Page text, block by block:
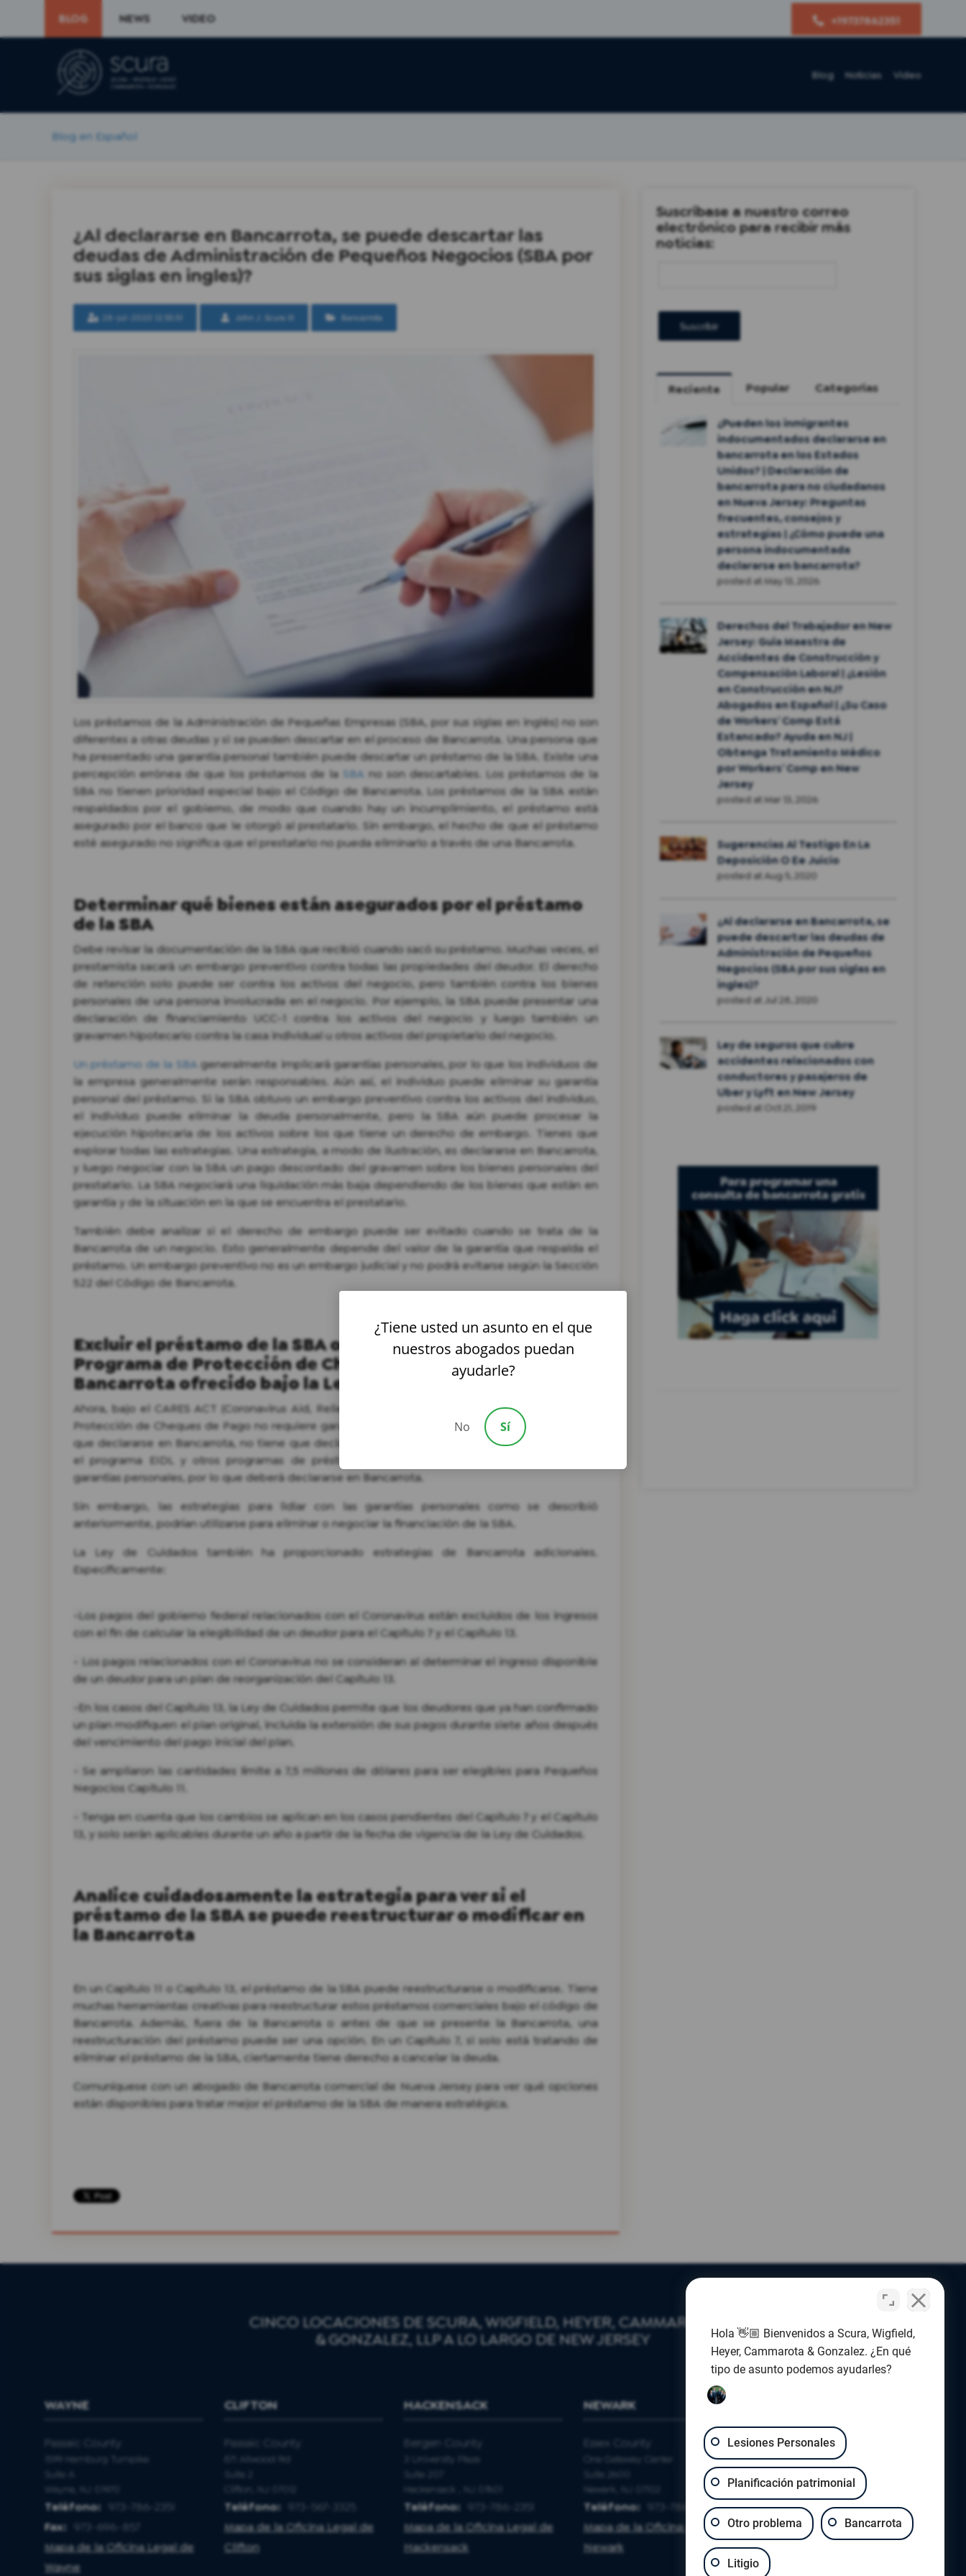
BLOG NEWS VIDEO +19737862351
Blog Noticias Video
Blog en Español
¿Al declararse en Bancarrota, se puede descartar las
deudas de Administración de Pequeños Negocios (SBA por
sus siglas en ingles)?
28-jul-2020 12:55:51 John J. Scura III Bancarrota
Los préstamos de la Administración de Pequeñas Empresas (SBA, por sus siglas en inglés) no son
diferentes a otras deudas y si se pueden descartar en el proceso de Bancarrota. Una persona que
ha presentado una garantía personal también puede descartar un préstamo de la SBA. Existe una
percepción errónea de que los préstamos de la SBA no son descartables. Los préstamos de la
SBA no tienen prioridad especial bajo el Código de Bancarrota. Los préstamos de la SBA están
respaldados por el gobierno, de modo que cuando hay un incumplimiento, el préstamo está
asegurado por el banco que le otorgó al prestatario. Sin embargo, el hecho de que el préstamo
esté asegurado no significa que el prestatario no pueda eliminarlo a través de una Bancarrota.
Determinar qué bienes están asegurados por el préstamo
de la SBA
Debe revisar la documentación de la SBA que recibió cuando sacó su préstamo. Muchas veces, el
prestamista sacará un embargo preventivo contra todas las propiedades del deudor. El derecho
de retención solo puede ser contra los activos del negocio, pero también contra los bienes
personales de una persona involucrada en el negocio. Por ejemplo, la SBA puede presentar una
declaración de financiamiento UCC-1 contra los activos del negocio y luego también un
gravamen hipotecario contra la casa individual u otros activos del propietario del negocio.
Un préstamo de la SBA generalmente implicará garantías personales, por lo que los individuos de
la empresa generalmente serán responsables. Aún así, el individuo puede eliminar su garantía
personal del préstamo. Si la SBA obtuvo un embargo preventivo contra los activos del individuo,
el individuo puede eliminar la deuda personalmente, pero la SBA aún puede procesar la
ejecución hipotecaria de los activos sobre los que tiene un derecho de embargo. Tienes que
explorar todas las estrategias. Una estrategia, a modo de ilustración, es declararse en Bancarrota,
y luego negociar con la SBA un pago descontado del gravamen sobre los bienes personales del
prestatario. La SBA negociará una liquidación más baja dependiendo de los bienes que están en
garantía y de la situación en la que se encuentra el prestatario.
También debe analizar si el derecho de embargo puede ser evitado cuando se trata de la
Bancarrota de un negocio. Esto generalmente depende del valor de la garantía que respalda el
préstamo. Un embargo preventivo no es un embargo judicial y no podrá evitarse según la Sección
522 del Código de Bancarrota.
Excluir el préstamo de la SBA o la Financiación del
Programa de Protección de Cheques de Pago en
Bancarrota ofrecido bajo la Ley de Cuidados
Ahora, bajo el CARES ACT (Coronavirus Aid, Relief, and Economic Security Act), el Programa de
Protección de Cheques de Pago no requiere garantías personales, por lo que si su empresa tuvo
que declararse en Bancarrota, no tiene que declararse en Bancarrota en forma individual. Según
el programa EIDL y otros programas de préstamos de la SBA, generalmente se requieren
garantías personales, por lo que deberá declararse en Bancarrota.
Sin embargo, las estrategias para lidiar con las garantías personales como se describió
anteriormente, podrían utilizarse para eliminar o negociar la financiación de la SBA.
La Ley de Cuidados también ha proporcionado estrategias de Bancarrota adicionales.
Específicamente:
-Los pagos del gobierno federal relacionados con el Coronavirus están excluidos de los ingresos
con el fin de calcular la elegibilidad de un deudor para el Capítulo 7 y el Capítulo 13.
- Los pagos relacionados con el Coronavirus no se consideran al determinar el ingreso disponible
de un deudor para un plan de reorganización del Capítulo 13.
-En los casos del Capítulo 13, la Ley de Cuidados permite que los deudores que ya han confirmado
un plan modifiquen el plan original, incluida la extensión de sus pagos durante siete años después
del vencimiento del pago inicial del plan.
- Se ampliaron las cantidades límite a 7,5 millones de dólares para ser elegibles para Pequeños
Negocios Capitulo 11.
- Tenga en cuenta que los cambios se aplican en los casos pendientes del Capítulo 7 y el Capítulo
13, y solo serán aplicables durante un año a partir de la fecha de vigencia de la Ley de Cuidados.
Analice cuidadosamente la estrategia para ver si el
préstamo de la SBA se puede reestructurar o modificar en
la Bancarrota
En un Capítulo 11 o Capítulo 13, el préstamo de la SBA puede reestructurarse o modificarse. Tiene
muchas herramientas creativas para reestructurar estos préstamos comerciales bajo el código de
Bancarrota. Además, fuera de la Bancarrota o antes de que se presente la Bancarrota, una
reestructuración del préstamo puede ser una opción. En un Capítulo 7, si solo está tratando de
eliminar el préstamo de la SBA, ciertamente tiene derecho a cancelar la deuda.
Comuníquese con un abogado de Bancarrota comercial de Nueva Jersey para ver qué opciones
están disponibles para tratar mejor el préstamo de la SBA de manera estratégica.
Suscríbase a nuestro correo
electrónico para recibir más
noticias:
Reciente Popular Categorías
¿Pueden los inmigrantes
indocumentados declararse en
bancarrota en los Estados
Unidos? | Declaración de
bancarrota para no ciudadanos
en Nueva Jersey: Preguntas
frecuentes, consejos y
estrategias | ¿Cómo puede una
persona indocumentada
declararse en bancarrota?
posted atMay 13, 2026
Derechos del Trabajador en New
Jersey: Guía Maestra de
Accidentes de Construcción y
Compensación Laboral | ¿Lesión
en Construcción en NJ?
Abogados en Español | ¿Su Caso
de Workers’ Comp Está
Estancado? Ayuda en NJ |
Obtenga Tratamiento Médico
por Workers’ Comp en New
Jersey
posted atMar 13, 2026
Sugerencias Al Testigo En La
Deposición O Ee Juicio
posted at Aug 5, 2020
¿Al declararse en Bancarrota, se
puede descartar las deudas de
Administración de Pequeños
Negocios (SBA por sus siglas en
ingles)?
posted at Jul 28, 2020
Ley de seguros que cubre
accidentes relacionados con
conductores y pasajeros de
Uber y Lyft en New Jersey
posted at Oct 21, 2019
CINCO LOCACIONES DE SCURA, WIGFIELD, HEYER, CAMMAROTA
& GONZALEZ, LLP A LO LARGO DE NEW JERSEY
WAYNE
Passaic County
1599 Hamburg Turnpike
Suite A
Wayne, NJ 07470
Teléfono:
973-786-2351
Fax:
973-696-857
Mapa de la Oficina Legal de
Wayne
CLIFTON
Passaic County
871 Allwood Rd
Suite 2
Teléfono:
973-567-3325
Mapa de la Oficina Legal de
Clifton
HACKENSACK
Bergen County
3 University Plaza
Suite 207
Hackensack , NJ 07601
Teléfono:
973-786-2351
Mapa de la Oficina Legal de
Hackensack
NEWARK
Essex County
One Gateway Center
Suite 2600
Newark, NJ 07102
Teléfono:
973-786-2351
Mapa de la Oficina Legal de
Newark
Hudson County
1 Harmon Meadow Blvd
Secaucus, New Jersey 07094
Teléfono:
973-786-2351
Mapa de la Oficina Legal de
Seacaucus
Hola 👋🏼 Bienvenidos a Scura, Wigfield,
Heyer, Cammarota & Gonzalez. ¿En qué
tipo de asunto podemos ayudarles?
Lesiones Personales
Planificación patrimonial
Otro problema Bancarrota
Litigio
¿Tiene usted un asunto en el que
nuestros abogados puedan
ayudarle?
No Sí